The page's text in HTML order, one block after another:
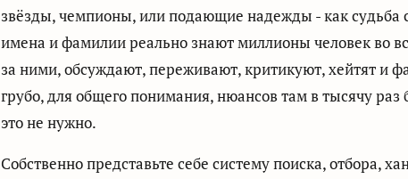
звёзды, чемпионы, или подающие надежды - как судьба
имена и фамилии реально знают миллионы человек во
за ними, обсуждают, переживают, критикуют, хейтят и
грубо, для общего понимания, нюансов там в тысячу
это не нужно.
Собственно представьте себе систему поиска, отбора,